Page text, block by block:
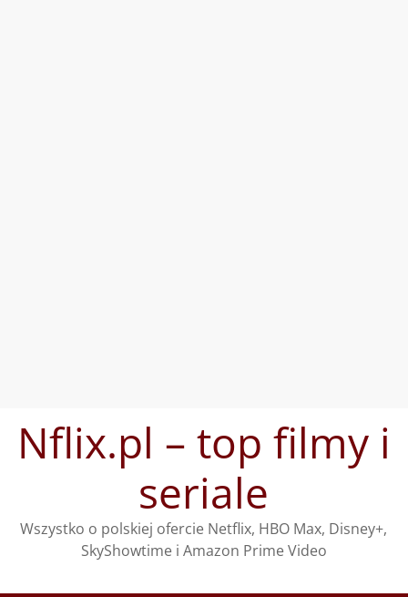
treściNflix.pl – top filmy i
seriale
Wszystko o polskiej ofercie Netflix, HBO Max, Disney+,
SkyShowtime i Amazon Prime Video